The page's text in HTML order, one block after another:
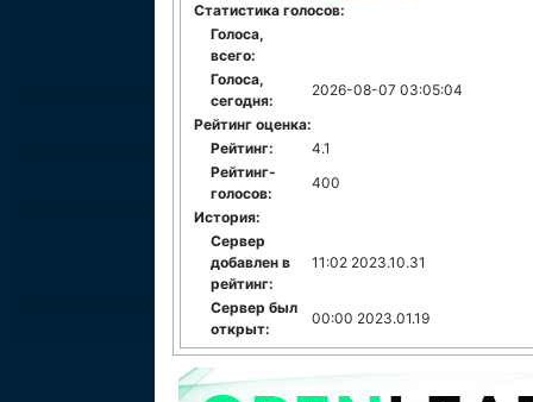
Статистика голосов:
Голоса,
всего:
Голоса,
сегодня:
2026-08-07 03:05:04
Рейтинг оценка:
Рейтинг:
4.1
Рейтинг-
голосов:
400
История:
Сервер
добавлен в
рейтинг:
11:02 2023.10.31
Сервер был
открыт:
00:00 2023.01.19